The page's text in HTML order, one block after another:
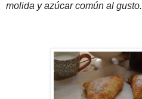
molida y azúcar común al gusto.